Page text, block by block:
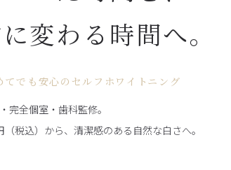
変わる時間へ。
てでも安心のセルフホワイトニング
完全個室・歯科監修。
税込）から、清潔感のある自然な白さへ。